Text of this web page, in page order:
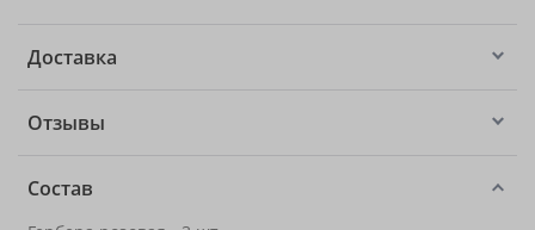
Доставка
Отзывы
Состав